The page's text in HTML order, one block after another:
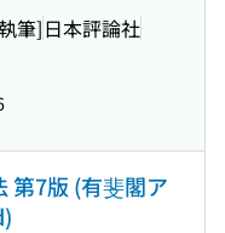
筆]日本評論社
第7版 (有斐閣ア